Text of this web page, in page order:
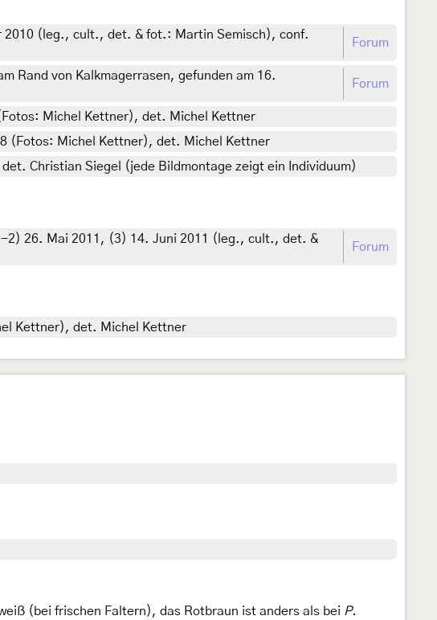
2010 (leg., cult., det. & fot.: Martin Semisch), conf.
Forum
Rand von Kalkmagerrasen, gefunden am 16.
Forum
Michel Kettner), det. Michel Kettner
(Fotos: Michel Kettner), det. Michel Kettner
Christian Siegel (jede Bildmontage zeigt ein Individuum)
2) 26. Mai 2011, (3) 14. Juni 2011 (leg., cult., det. &
Forum
Kettner), det. Michel Kettner
(bei frischen Faltern), das Rotbraun ist anders als bei P.